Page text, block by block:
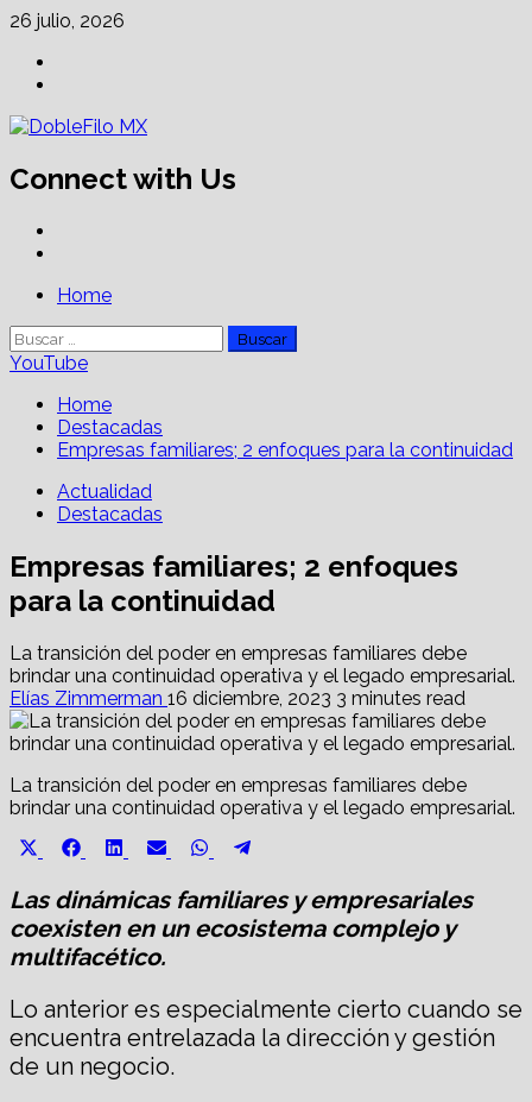
Skip
content
26 julio, 2026
Connect with Us
PrimaryHome
Buscar:
YouTube
Home
Destacadas
Empresas familiares; 2 enfoques para la continuidad
Actualidad
Destacadas
Empresas familiares; 2 enfoques
para la continuidad
La transición del poder en empresas familiares debe
brindar una continuidad operativa y el legado empresarial.
Elías Zimmerman 16 diciembre, 2023 3 minutes read
La transición del poder en empresas familiares debe
brindar una continuidad operativa y el legado empresarial.
Share
Share
Facebook
Share
LinkedIn
Share
Email
Share
WhatsApp
Las dinámicas familiares y empresariales
coexisten en un ecosistema complejo y
multifacético.
Lo anterior es especialmente cierto cuando se
encuentra entrelazada la dirección y gestión
de un negocio.